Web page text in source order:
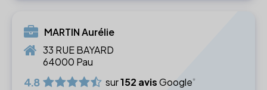
MARTIN Aurélie
33 RUE BAYARD
64000 Pau
4.8 sur152 avisGoogle